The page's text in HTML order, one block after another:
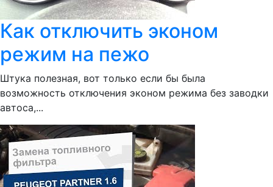
Как отключить эконом
режим на пежо
Штука полезная, вот только если бы была
возможность отключения эконом режима без заводки
автоса,...